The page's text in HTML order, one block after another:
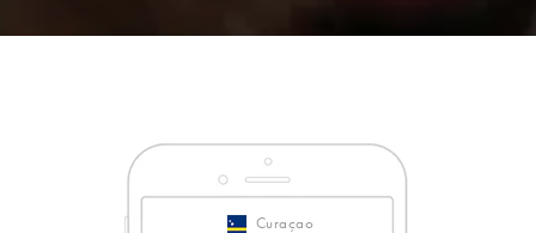
Curaçao